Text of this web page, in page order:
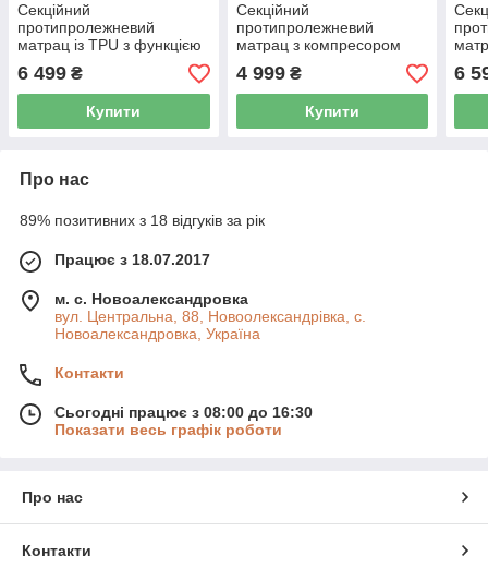
Секційний
протипролежневий
матрац із TPU з функцією
статики OSD-F-605
6 499 ₴
Купити
Секційний
протипролежневий
матрац з компресором
OSD-QDC-500
4 999₴
Купити
6
Про нас
89% позитивних з 18 відгуків за рік
Працює з 18.07.2017
м. с. Новоалександровка
вул. Центральна, 88, Новоолександрівка, с.
Новоалександровка, Україна
Контакти
Сьогодні працює з 08:00 до 16:30
Показати весь графік роботи
Про нас
Контакти